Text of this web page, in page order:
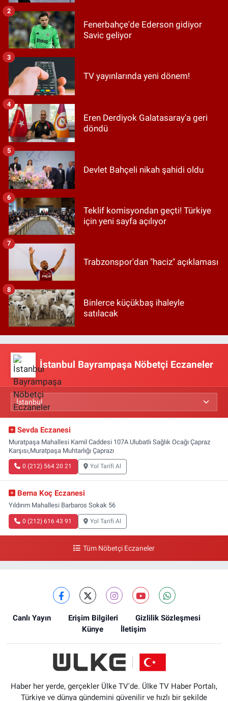
Fenerbahçe'de Ederson gidiyor
Savic geliyor
2
TV yayınlarında yeni dönem!
3
Eren Derdiyok Galatasaray'a geri
döndü
4
Devlet Bahçeli nikah şahidi oldu
5
Teklif komisyondan geçti! Türkiye
için yeni sayfa açılıyor
6
Trabzonspor'dan "haciz" açıklaması
7
Binlerce küçükbaş ihaleyle
satılacak
8
İstanbul Bayrampaşa Nöbetçi Eczaneler
Sevda Eczanesi
Muratpaşa Mahallesi Kamil Caddesi 107A Ulubatlı Sağlık Ocağı Çapraz
Karşısı,Muratpaşa Muhtarlığı Çaprazı
0 (212) 564 20 21 Yol Tarifi Al
Berna Koç Eczanesi
Yıldırım Mahallesi Barbaros Sokak 56
0 (212) 616 43 91 Yol Tarifi Al
Tüm Nöbetçi Eczaneler
Canlı Yayın Erişim Bilgileri
Gizlilik Sözleşmesi
Künye
İletişim
Haber her yerde, gerçekler Ülke TV'de. Ülke TV Haber Portalı,
Türkiye ve dünya gündemini güvenilir ve hızlı bir şekilde